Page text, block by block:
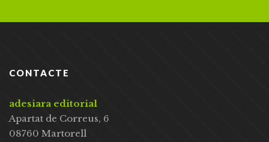
CONTACTE
adesiara editorial
Apartat de Correus, 6
08760 Martorell